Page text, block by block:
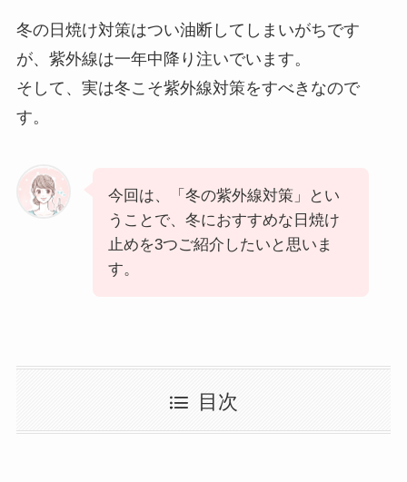
冬の日焼け対策はつい油断してしまいがちです
が、紫外線は一年中降り注いでいます。
そして、実は冬こそ紫外線対策をすべきなので
す。
今回は、「冬の紫外線対策」とい
うことで、冬におすすめな日焼け
止めを3つご紹介したいと思いま
す。
目次